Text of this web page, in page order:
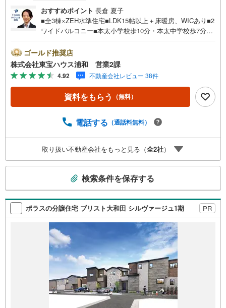
おすすめポイント 長倉 夏子
■全3棟×ZEH水準住宅■LDK15帖以上＋床暖房、WICあり■2
ワイドバルコニー■本太小学校歩10分・本太中学校歩7分お
間:7:00～22:00（年中無休）こちらの時間帯はお電話での
お問い合わせがスムーズにご案内できますぜひお気軽にご
連絡下さい！東宝ハウスライフソリューションズグルー
プ 東宝ハウス浦和 特別提携金利〔一例〕東宝ハウス浦
和の住宅ローン■変動金利全期間引下げプラン⇒住宅ローン
金利優遇割の最大適用《0.89％》と某信用金庫金利1.275％
万円※2026年7月末実行分まで（審査・要件があります）◇
ライフパートナーが直接ご対応ライフプランニング、かけ
つけサポート、Club Offプレミアムなど多彩なサービスがご
ざいます
ゴールド推奨店
株式会社東宝ハウス浦和 営業2課
4.92 不動産会社レビュー 38件
資料をもらう （無料）
電話する （通話料無料）
取り扱い不動産会社をもっと見る（全2社）
検
索
条
検索条件を保存する
ポラスの分譲住宅 ブリスト大和田 シルヴァージュ1期 PR